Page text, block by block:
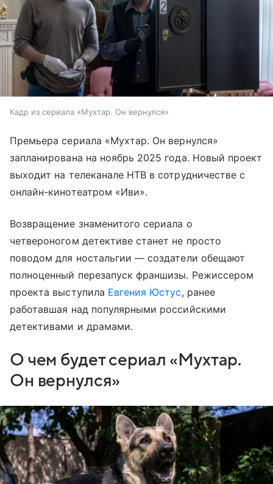
Кадр из сериала «Мухтар. Он вернулся»
Премьера сериала «Мухтар. Он вернулся»
запланирована на ноябрь 2025 года. Новый проект
выходит на телеканале НТВ в сотрудничестве с
онлайн-кинотеатром «Иви».
Возвращение знаменитого сериала о
четвероногом детективе станет не просто
поводом для ностальгии — создатели обещают
полноценный перезапуск франшизы. Режиссером
проекта выступила Евгения Юстус, ранее
работавшая над популярными российскими
детективами и драмами.
О чем будет сериал «Мухтар.
Он вернулся»